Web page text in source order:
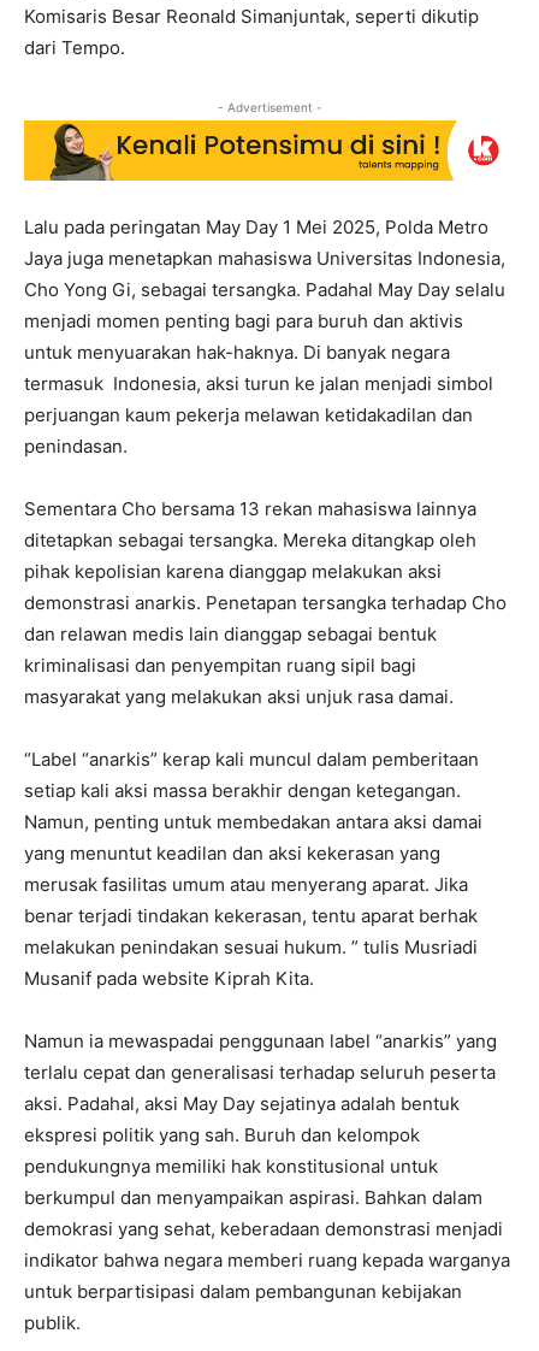
Komisaris Besar Reonald Simanjuntak, seperti dikutip
dari Tempo.
- Advertisement -
Lalu pada peringatan May Day 1 Mei 2025, Polda Metro
Jaya juga menetapkan mahasiswa Universitas Indonesia,
Cho Yong Gi, sebagai tersangka. Padahal May Day selalu
menjadi momen penting bagi para buruh dan aktivis
untuk menyuarakan hak-haknya. Di banyak negara
termasuk Indonesia, aksi turun ke jalan menjadi simbol
perjuangan kaum pekerja melawan ketidakadilan dan
penindasan.
Sementara Cho bersama 13 rekan mahasiswa lainnya
ditetapkan sebagai tersangka. Mereka ditangkap oleh
pihak kepolisian karena dianggap melakukan aksi
demonstrasi anarkis. Penetapan tersangka terhadap Cho
dan relawan medis lain dianggap sebagai bentuk
kriminalisasi dan penyempitan ruang sipil bagi
masyarakat yang melakukan aksi unjuk rasa damai.
“Label “anarkis” kerap kali muncul dalam pemberitaan
setiap kali aksi massa berakhir dengan ketegangan.
Namun, penting untuk membedakan antara aksi damai
yang menuntut keadilan dan aksi kekerasan yang
merusak fasilitas umum atau menyerang aparat. Jika
benar terjadi tindakan kekerasan, tentu aparat berhak
melakukan penindakan sesuai hukum. ” tulis Musriadi
Musanif pada website Kiprah Kita.
Namun ia mewaspadai penggunaan label “anarkis” yang
terlalu cepat dan generalisasi terhadap seluruh peserta
aksi. Padahal, aksi May Day sejatinya adalah bentuk
ekspresi politik yang sah. Buruh dan kelompok
pendukungnya memiliki hak konstitusional untuk
berkumpul dan menyampaikan aspirasi. Bahkan dalam
demokrasi yang sehat, keberadaan demonstrasi menjadi
indikator bahwa negara memberi ruang kepada warganya
untuk berpartisipasi dalam pembangunan kebijakan
publik.